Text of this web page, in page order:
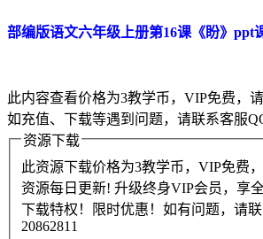
部编版语文六年级上册第16课《盼》ppt
此内容查看价格为3教学币，VIP免费，
如充值、下载等遇到问题，请联系客服
资源下载
此资源下载价格为3教学币，VIP免费
资源每日更新! 升级终身VIP会员，享
下载特权！限时优惠！如有问题，请联
20862811